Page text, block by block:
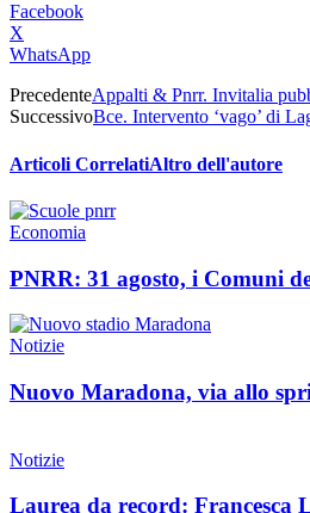
Facebook
X
WhatsApp
PrecedenteAppalti & Pnrr. Invitalia
SuccessivoBce. Intervento ‘vago’ di
Articoli CorrelatiAltro dell'autore
Economia
PNRR: 31 agosto, i Comuni
Notizie
Nuovo Maradona, via allo
Notizie
Laurea da record: Francesca